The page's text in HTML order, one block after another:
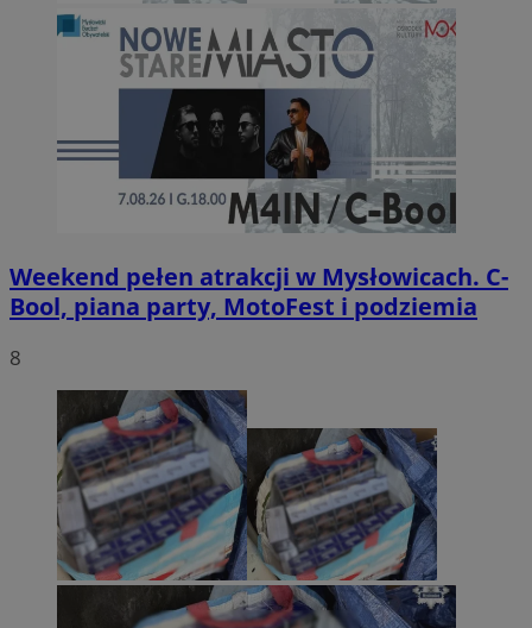
Weekend pełen atrakcji w Mysłowicach. C-
Bool, piana party, MotoFest i podziemia
8